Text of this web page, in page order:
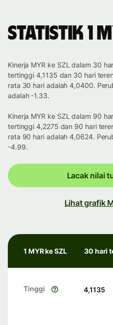
Statistik 1
Kinerja MYR ke SZL dalam 30
tertinggi 4,1135 dan 30 hari
rata 30 hari adalah 4,0400.
adalah -1.33.
Kinerja MYR ke SZL dalam 90
tertinggi 4,2275 dan 90 hari
rata 90 hari adalah 4,0624.
-4.99.
Lacak nilai
Lihat grafik
1 MYR ke SZL 30 hari
Tinggi 4,1135